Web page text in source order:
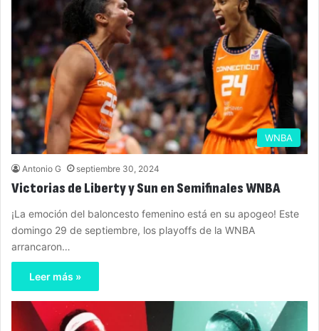
WNBA
Antonio G septiembre 30, 2024
Victorias de Liberty y Sun en Semifinales WNBA
¡La emoción del baloncesto femenino está en su apogeo! Este
domingo 29 de septiembre, los playoffs de la WNBA
arrancaron…
Leer más »